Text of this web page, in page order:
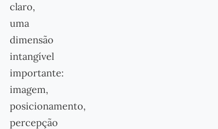
claro,
uma
dimensão
intangível
importante:
imagem,
posicionamento,
percepção